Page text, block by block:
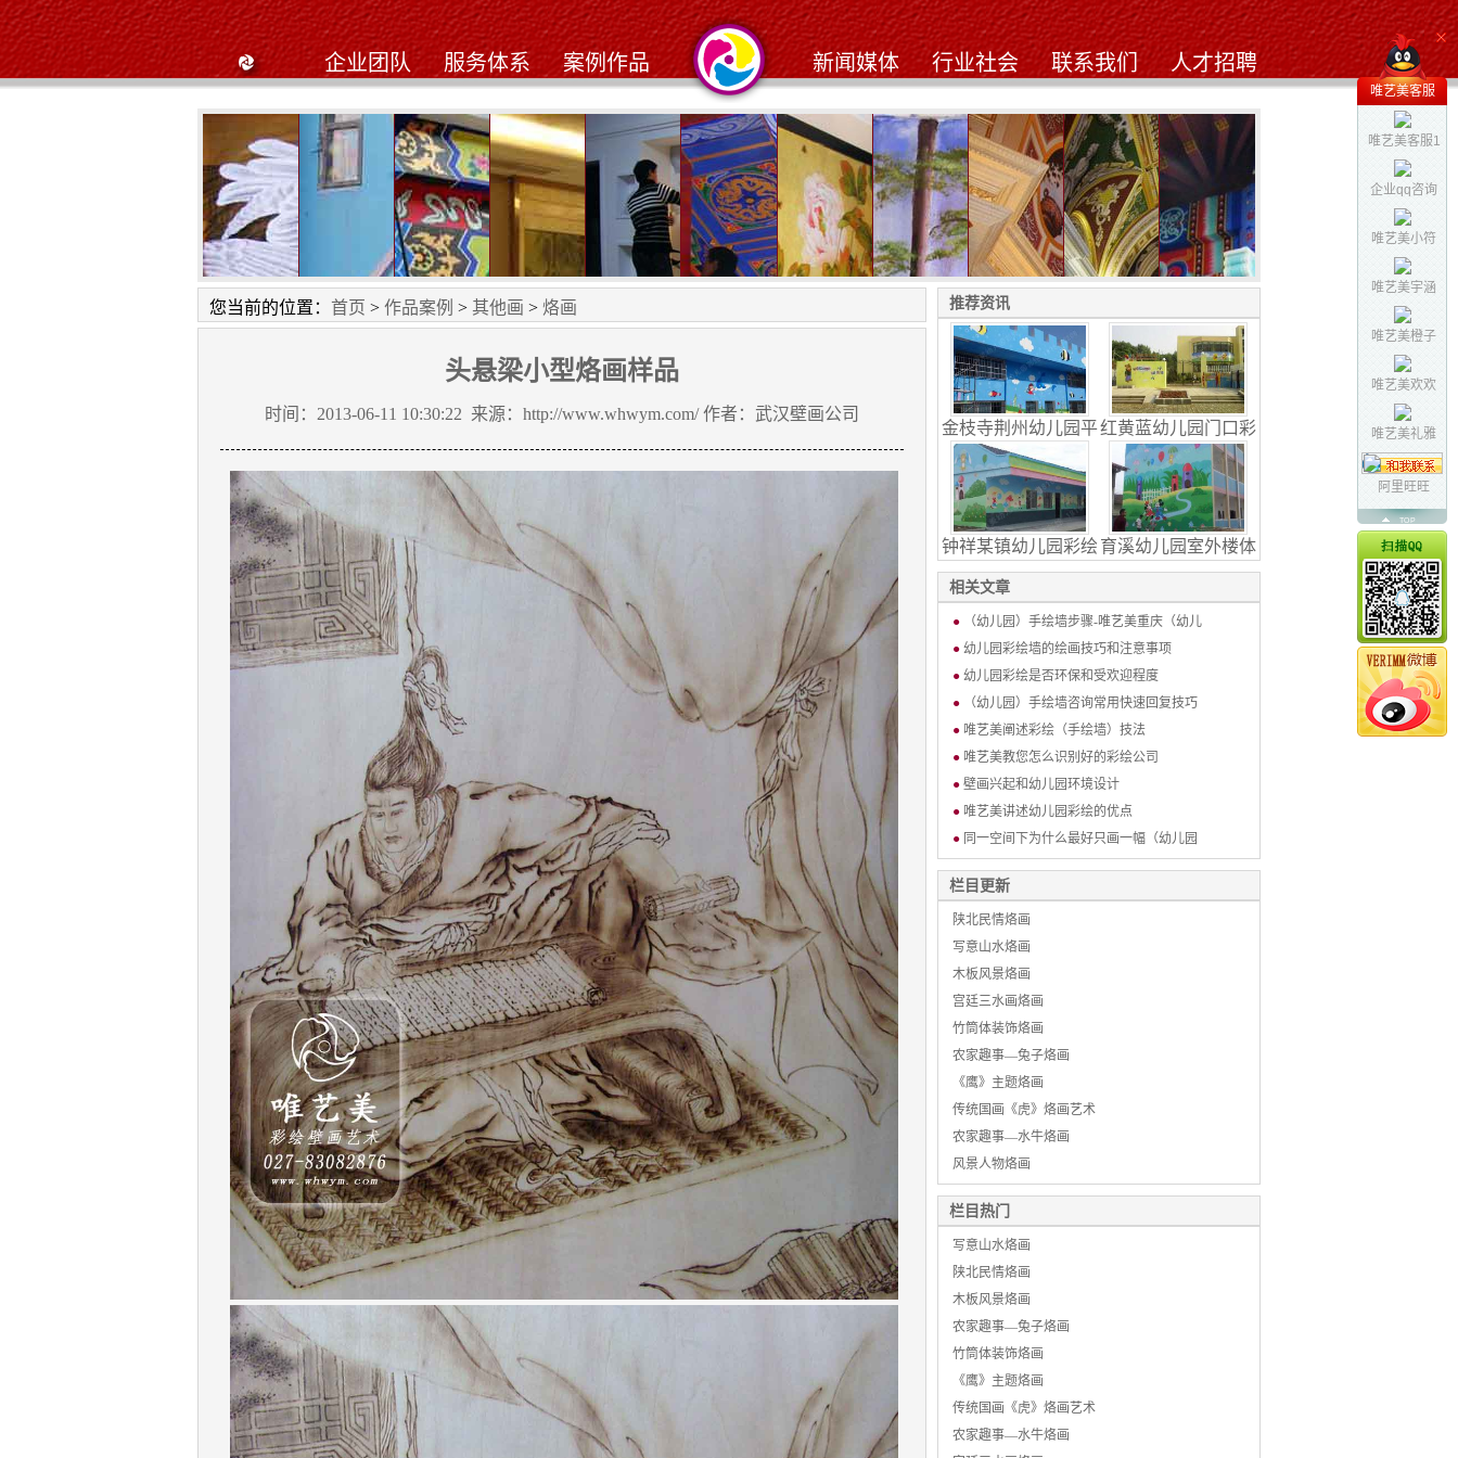
唯艺美客服
唯艺美客服1
企业qq咨询
唯艺美小符
唯艺美宇涵
唯艺美橙子
唯艺美欢欢
唯艺美礼雅
阿里旺旺
TOP
企业团队 服务体系 案例作品 新闻媒体 行业社会 联系我们 人才招聘
工笔画 星星幼儿园黄陂私人别墅九天鹤大酒店工笔画 随州*欧式古建筑徐东*欧式古建筑
您当前的位置： 首页 > 作品案例 > 其他画 > 烙画
头悬梁小型烙画样品
时间：2013-06-11 10:30:22 来源：http://www.whwym.com/ 作者： 武汉壁画公司
推荐资讯
金枝寺荆州幼儿园平红黄蓝幼儿园门口彩
钟祥某镇幼儿园彩绘 育溪幼儿园室外楼体
相关文章
●
（幼儿园）手绘墙步骤-唯艺美重庆（幼儿
● 幼儿园彩绘墙的绘画技巧和注意事项
● 幼儿园彩绘是否环保和受欢迎程度
●
（幼儿园）手绘墙咨询常用快速回复技巧
● 唯艺美阐述彩绘（手绘墙）技法
● 唯艺美教您怎么识别好的彩绘公司
● 壁画兴起和幼儿园环境设计
● 唯艺美讲述幼儿园彩绘的优点
● 同一空间下为什么最好只画一幅（幼儿园
栏目更新
陕北民情烙画
写意山水烙画
木板风景烙画
宫廷三水画烙画
竹筒体装饰烙画
农家趣事—兔子烙画
《鹰》主题烙画
传统国画《虎》烙画艺术
农家趣事—水牛烙画
风景人物烙画
栏目热门
写意山水烙画
陕北民情烙画
木板风景烙画
农家趣事—兔子烙画
竹筒体装饰烙画
《鹰》主题烙画
传统国画《虎》烙画艺术
农家趣事—水牛烙画